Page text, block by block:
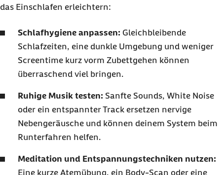
das Einschlafen erleichtern:
Schlafhygiene anpassen: Gleichbleibende
Schlafzeiten, eine dunkle Umgebung und weniger
Screentime kurz vorm Zubettgehen können
überraschend viel bringen.
Ruhige Musik testen: Sanfte Sounds, White Noise
oder ein entspannter Track ersetzen nervige
Nebengeräusche und können deinem System beim
Runterfahren helfen.
Meditation und Entspannungstechniken nutzen:
Eine kurze Atemübung, ein Body-Scan oder eine